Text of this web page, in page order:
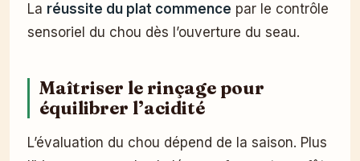
La réussite du plat commence par le contrôle
sensoriel du chou dès l’ouverture du seau.
Maîtriser le rinçage pour
équilibrer l’acidité
L’évaluation du chou dépend de la saison. Plus